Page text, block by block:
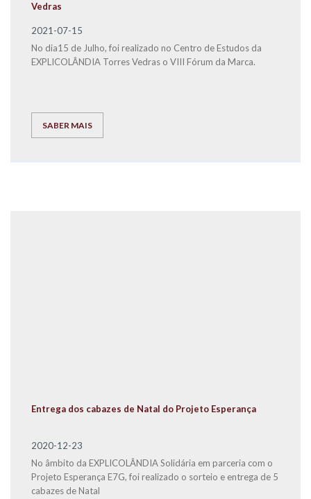
Vedras
2021-07-15
No dia15 de Julho, foi realizado no Centro de Estudos da
EXPLICOLÂNDIA Torres Vedras o VIII Fórum da Marca.
SABER MAIS
Entrega dos cabazes de Natal do Projeto Esperança
2020-12-23
No âmbito da EXPLICOLÂNDIA Solidária em parceria com o
Projeto Esperança E7G, foi realizado o sorteio e entrega de 5
cabazes de Natal